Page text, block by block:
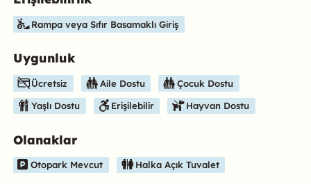
Rampa veya Sıfır Basamaklı Giriş
Uygunluk
Ücretsiz Aile Dostu Çocuk Dostu
Yaşlı Dostu Erişilebilir Hayvan Dostu
Olanaklar
Otopark Mevcut Halka Açık Tuvalet